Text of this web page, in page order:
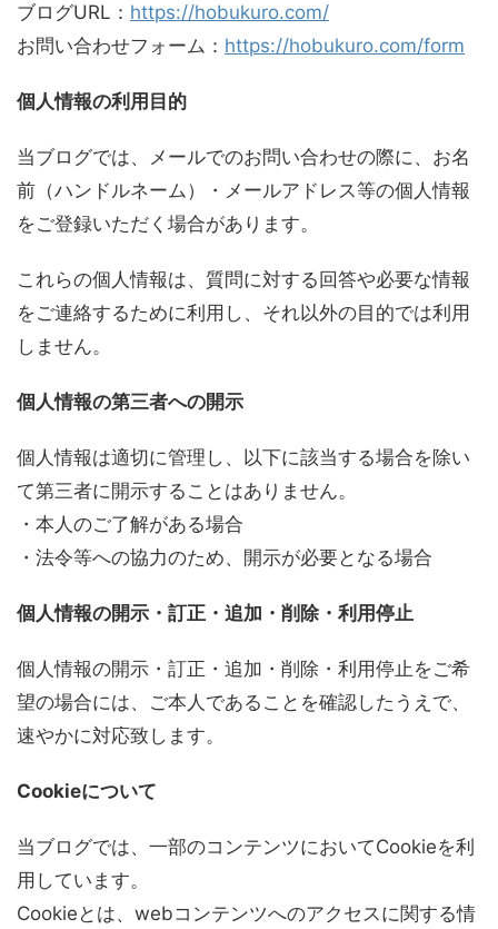
ブログURL： https://hobukuro.com/
お問い合わせフォーム： https://hobukuro.com/form
個人情報の利用目的
当ブログでは、メールでのお問い合わせの際に、お名
前（ハンドルネーム）・メールアドレス等の個人情報
をご登録いただく場合があります。
これらの個人情報は、質問に対する回答や必要な情報
をご連絡するために利用し、それ以外の目的では利用
しません。
個人情報の第三者への開示
個人情報は適切に管理し、以下に該当する場合を除い
て第三者に開示することはありません。
・本人のご了解がある場合
・法令等への協力のため、開示が必要となる場合
個人情報の開示・訂正・追加・削除・利用停止
個人情報の開示・訂正・追加・削除・利用停止をご希
望の場合には、ご本人であることを確認したうえで、
速やかに対応致します。
Cookieについて
当ブログでは、一部のコンテンツにおいてCookieを利
用しています。
Cookieとは、webコンテンツへのアクセスに関する情